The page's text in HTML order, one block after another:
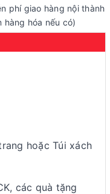
phí giao hàng nội thành
hàng hóa nếu có)
hoặc Túi xách
các quà tặng